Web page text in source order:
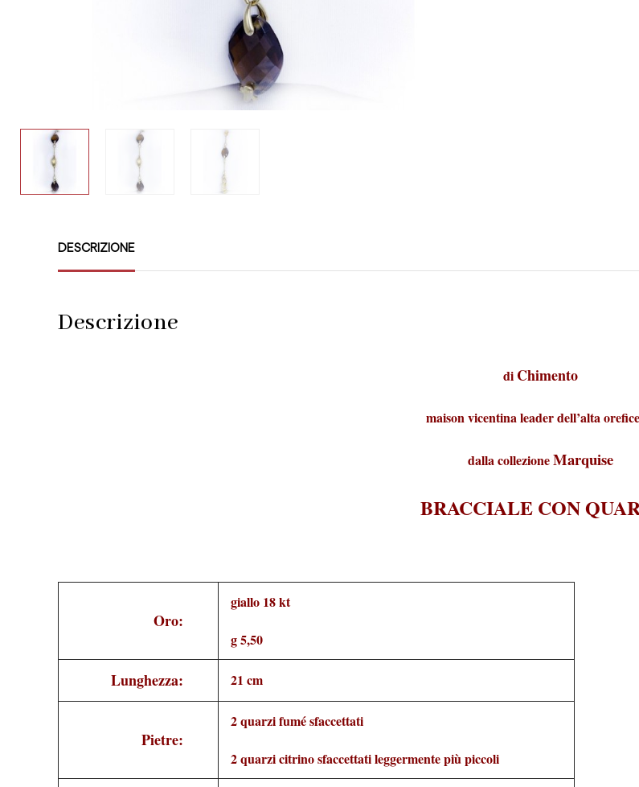
DESCRIZIONE
Descrizione
di Chimento
maison vicentina leader dell’alta
dalla collezioneMarquise
BRACCIALE CON
Oro:
giallo 18 kt
g 5,50
Lunghezza: 21 cm
Pietre:
2 quarzi fumé sfaccettati
2 quarzi citrino sfaccettati leggermente più piccoli